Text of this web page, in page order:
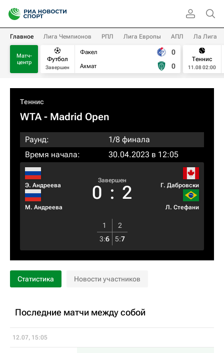
Главное Лига Чемпионов РПЛ Лига Европы АПЛ Ла Лига
Матч-
центр
Футбол
Завершен
Факел
Ахмат
0
0
Теннис
11.08 02:00
Теннис
WTA- Madrid Open
Раунд:
1/8 финала
Время начала:
30.04.2023 в 12:05
Э. Андреева
М. Андреева
Завершен
0 : 2 Г. Дабровски
Л. Стефани
1
2
3:6 5:7
Статистика Новости участников
Последние матчи между собой
12.07, 15:05